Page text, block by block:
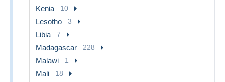
Kenia 10
Lesotho 3
Libia 7
Madagascar 228
Malawi 1
Mali 18